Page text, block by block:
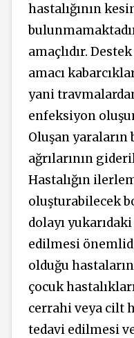
hastalığının
amaçlıdır.
amacı
yani
enfeksiyon
Oluşan yaraların
ağrılarının
Hastalığın
oluşturabilecek
dolayı
edilmesi
olduğu
çocuk
cerrahi veya cilt
tedavi edilmesi